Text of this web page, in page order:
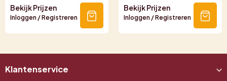
Bekijk Prijzen
Inloggen / Registreren
Bekijk Prijzen
Inloggen / Registreren
Klantenservice